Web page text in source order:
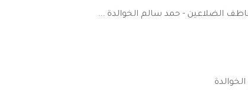
الضلاعين - حمد سالم الخوالدة ...